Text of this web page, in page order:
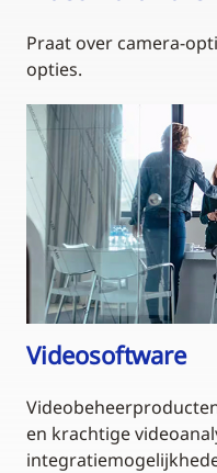
Praat over camera-
opties.
Videosoftware
en krachtige